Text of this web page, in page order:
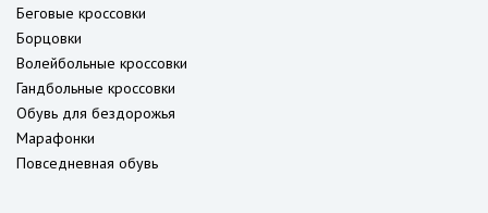
Беговые кроссовки
Борцовки
Волейбольные кроссовки
Гандбольные кроссовки
Обувь для бездорожья
Марафонки
Повседневная обувь